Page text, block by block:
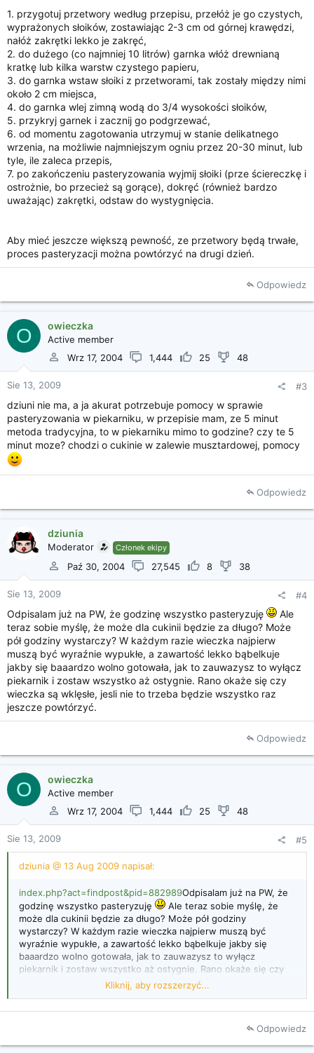
1. przygotuj przetwory według przepisu, przełóż je go czystych,
wyprażonych słoików, zostawiając 2-3 cm od górnej krawędzi,
nałóż zakrętki lekko je zakręć,
2. do dużego (co najmniej 10 litrów) garnka włóż drewnianą
kratkę lub kilka warstw czystego papieru,
3. do garnka wstaw słoiki z przetworami, tak zostały między nimi
około 2 cm miejsca,
4. do garnka wlej zimną wodą do 3/4 wysokości słoików,
5. przykryj garnek i zacznij go podgrzewać,
6. od momentu zagotowania utrzymuj w stanie delikatnego
wrzenia, na możliwie najmniejszym ogniu przez 20-30 minut, lub
tyle, ile zaleca przepis,
7. po zakończeniu pasteryzowania wyjmij słoiki (prze ściereczkę i
ostrożnie, bo przecież są gorące), dokręć (również bardzo
uważając) zakrętki, odstaw do wystygnięcia.
Aby mieć jeszcze większą pewność, ze przetwory będą trwałe,
proces pasteryzacji można powtórzyć na drugi dzień.
Odpowiedz
O owieczka
Active member
Wrz 17, 2004
1,444 25 48
Sie 13, 2009 #3
dziuni nie ma, a ja akurat potrzebuje pomocy w sprawie
pasteryzowania w piekarniku, w przepisie mam, ze 5 minut
metoda tradycyjna, to w piekarniku mimo to godzine? czy te 5
minut moze? chodzi o cukinie w zalewie musztardowej, pomocy
Odpowiedz
dziunia
Moderator Członek ekipy
Paź 30, 2004 27,545 8 38
Sie 13, 2009 #4
Odpisalam już na PW, że godzinę wszystko pasteryzuję
Ale
teraz sobie myślę, że może dla cukinii będzie za długo? Może
pół godziny wystarczy? W każdym razie wieczka najpierw
muszą być wyraźnie wypukłe, a zawartość lekko bąbelkuje
jakby się baaardzo wolno gotowała, jak to zauwazysz to wyłącz
piekarnik i zostaw wszystko aż ostygnie. Rano okaże się czy
wieczka są wklęsłe, jesli nie to trzeba będzie wszystko raz
jeszcze powtórzyć.
Odpowiedz
O owieczka
Active member
Wrz 17, 2004
1,444 25 48
Sie 13, 2009 #5
dziunia @ 13 Aug 2009 napisał:
index.php?act=findpost&pid=882989Odpisalam już na PW, że
godzinę wszystko pasteryzuję
Ale teraz sobie myślę, że
może dla cukinii będzie za długo? Może pół godziny
wystarczy? W każdym razie wieczka najpierw muszą być
wyraźnie wypukłe, a zawartość lekko bąbelkuje jakby się
baaardzo wolno gotowała, jak to zauwazysz to wyłącz
piekarnik i zostaw wszystko aż ostygnie. Rano okaże się czy
wieczka są wklęsłe, jesli nie to trzeba będzie wszystko raz
Kliknij, aby rozszerzyć...
Odpowiedz